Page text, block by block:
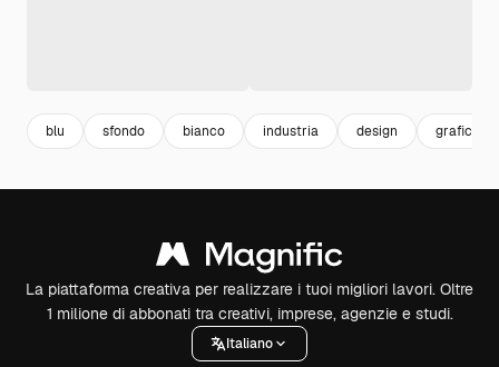
blu sfondo bianco industria design grafico
La piattaforma creativa per realizzare i tuoi migliori lavori. Oltre
1 milione di abbonati tra creativi, imprese, agenzie e studi.
Italiano